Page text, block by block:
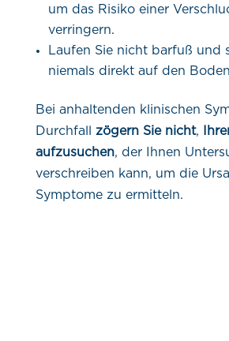
um das Risiko einer
verringern.
Laufen Sie nicht barfuß und
niemals direkt auf den
Bei anhaltenden klinischen
Durchfall zögern Sie nicht,
aufzusuchen, der Ihnen
verschreiben kann, um die
Symptome zu ermitteln.